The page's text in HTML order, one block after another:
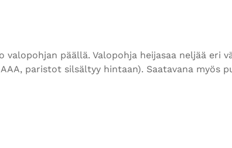
valopohjan päällä. Valopohja heijasaa neljää eri
paristot silsältyy hintaan). Saatavana myös